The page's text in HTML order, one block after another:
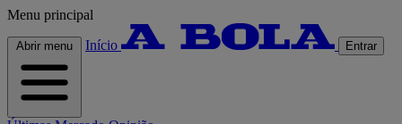
Menu principal
Abrir menu Início Entrar